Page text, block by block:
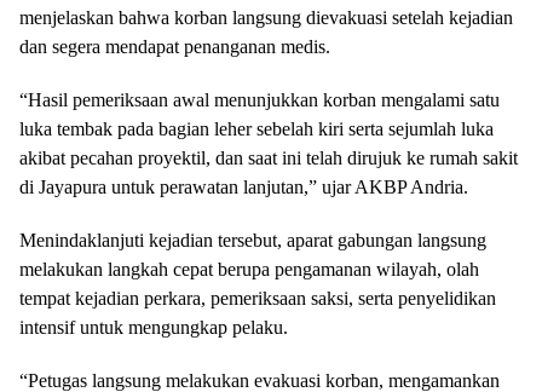
menjelaskan bahwa korban langsung dievakuasi setelah kejadian
dan segera mendapat penanganan medis.
“Hasil pemeriksaan awal menunjukkan korban mengalami satu
luka tembak pada bagian leher sebelah kiri serta sejumlah luka
akibat pecahan proyektil, dan saat ini telah dirujuk ke rumah sakit
di Jayapura untuk perawatan lanjutan,” ujar AKBP Andria.
Menindaklanjuti kejadian tersebut, aparat gabungan langsung
melakukan langkah cepat berupa pengamanan wilayah, olah
tempat kejadian perkara, pemeriksaan saksi, serta penyelidikan
intensif untuk mengungkap pelaku.
“Petugas langsung melakukan evakuasi korban, mengamankan